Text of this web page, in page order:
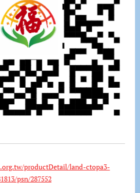
productDetail/land-ctopa3-
psn/287552